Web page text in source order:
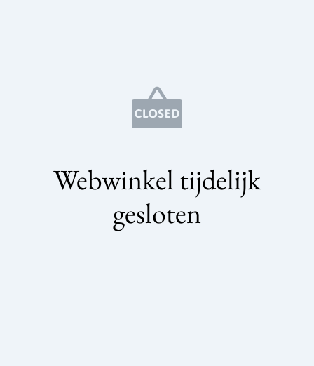
Webwinkel tijdelijk
gesloten